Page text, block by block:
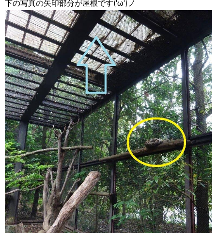
下の写真の矢印部分が屋根です('ω')ノ